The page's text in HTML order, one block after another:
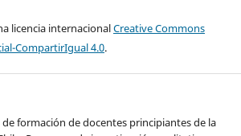
licencia internacionalCreative Commons
CompartirIgual 4.0.
de formación de docentes principiantes de la